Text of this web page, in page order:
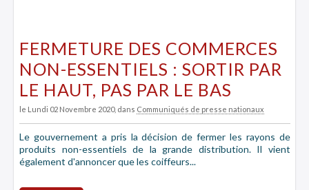
FERMETURE DES COMMERCES
NON-ESSENTIELS : SORTIR PAR
LE HAUT, PAS PAR LE BAS
le Lundi 02 Novembre 2020, dans Communiqués de presse nationaux
Le gouvernement a pris la décision de fermer les rayons de
produits non-essentiels de la grande distribution. Il vient
également d'annoncer que les coiffeurs...